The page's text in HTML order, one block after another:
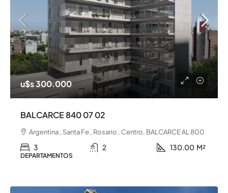
u$s 300.000
BALCARCE 840 07 02
Argentina , Santa Fe , Rosario , Centro, BALCARCE AL 800
3 2 130.00 M²
DEPARTAMENTOS